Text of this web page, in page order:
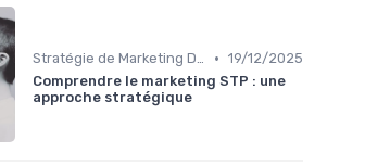
Stratégie de Marketing Digital • 19/12/2025
Comprendre le marketing STP : une
approche stratégique